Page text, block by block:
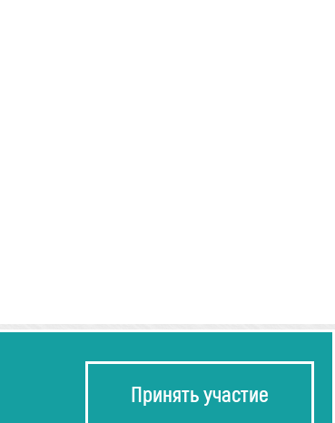
Принять участие